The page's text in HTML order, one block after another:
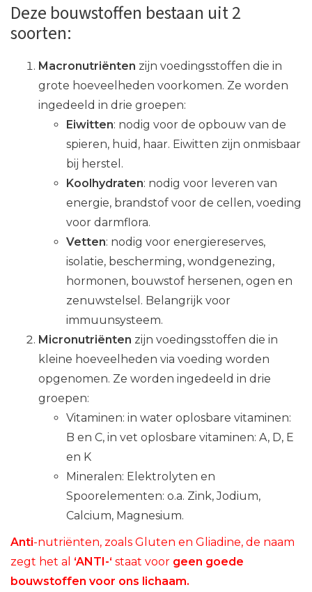
Deze bouwstoffen bestaan uit 2
soorten:
Macronutriënten zijn voedingsstoffen die in
grote hoeveelheden voorkomen. Ze worden
ingedeeld in drie groepen:
Eiwitten: nodig voor de opbouw van de
spieren, huid, haar. Eiwitten zijn onmisbaar
bij herstel.
Koolhydraten: nodig voor leveren van
energie, brandstof voor de cellen, voeding
voor darmflora.
Vetten: nodig voor energiereserves,
isolatie, bescherming, wondgenezing,
hormonen, bouwstof hersenen, ogen en
zenuwstelsel. Belangrijk voor
immuunsysteem.
Micronutriënten zijn voedingsstoffen die in
kleine hoeveelheden via voeding worden
opgenomen. Ze worden ingedeeld in drie
groepen:
Vitaminen: in water oplosbare vitaminen:
B en C, in vet oplosbare vitaminen: A, D, E
en K
Mineralen: Elektrolyten en
Spoorelementen: o.a. Zink, Jodium,
Calcium, Magnesium.
Anti-nutriënten, zoals Gluten en Gliadine, de naam
zegt het al ‘ANTI-‘ staat voor geen goede
bouwstoffen voor ons lichaam.